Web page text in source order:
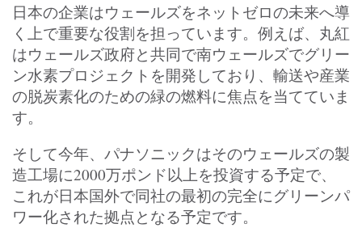
日本の企業はウェールズをネットゼロの未来へ導
く上で重要な役割を担っています。例えば、丸紅
はウェールズ政府と共同で南ウェールズでグリー
ン水素プロジェクトを開発しており、輸送や産業
の脱炭素化のための緑の燃料に焦点を当てていま
す。
そして今年、パナソニックはそのウェールズの製
造工場に2000万ポンド以上を投資する予定で、
これが日本国外で同社の最初の完全にグリーンパ
ワー化された拠点となる予定です。